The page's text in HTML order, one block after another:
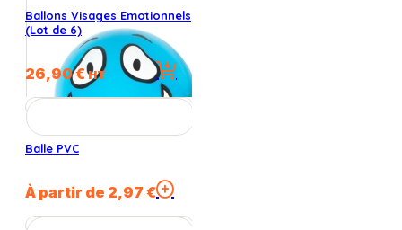
Ballons Visages Emotionnels
(Lot de 6)
26,90€HT
Balle PVC
À partir de 2,97 €
Ce